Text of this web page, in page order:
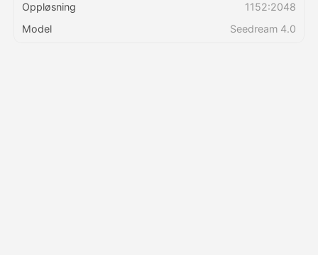
API
Oppløsning
1152:2048
Model
Seedream 4.0